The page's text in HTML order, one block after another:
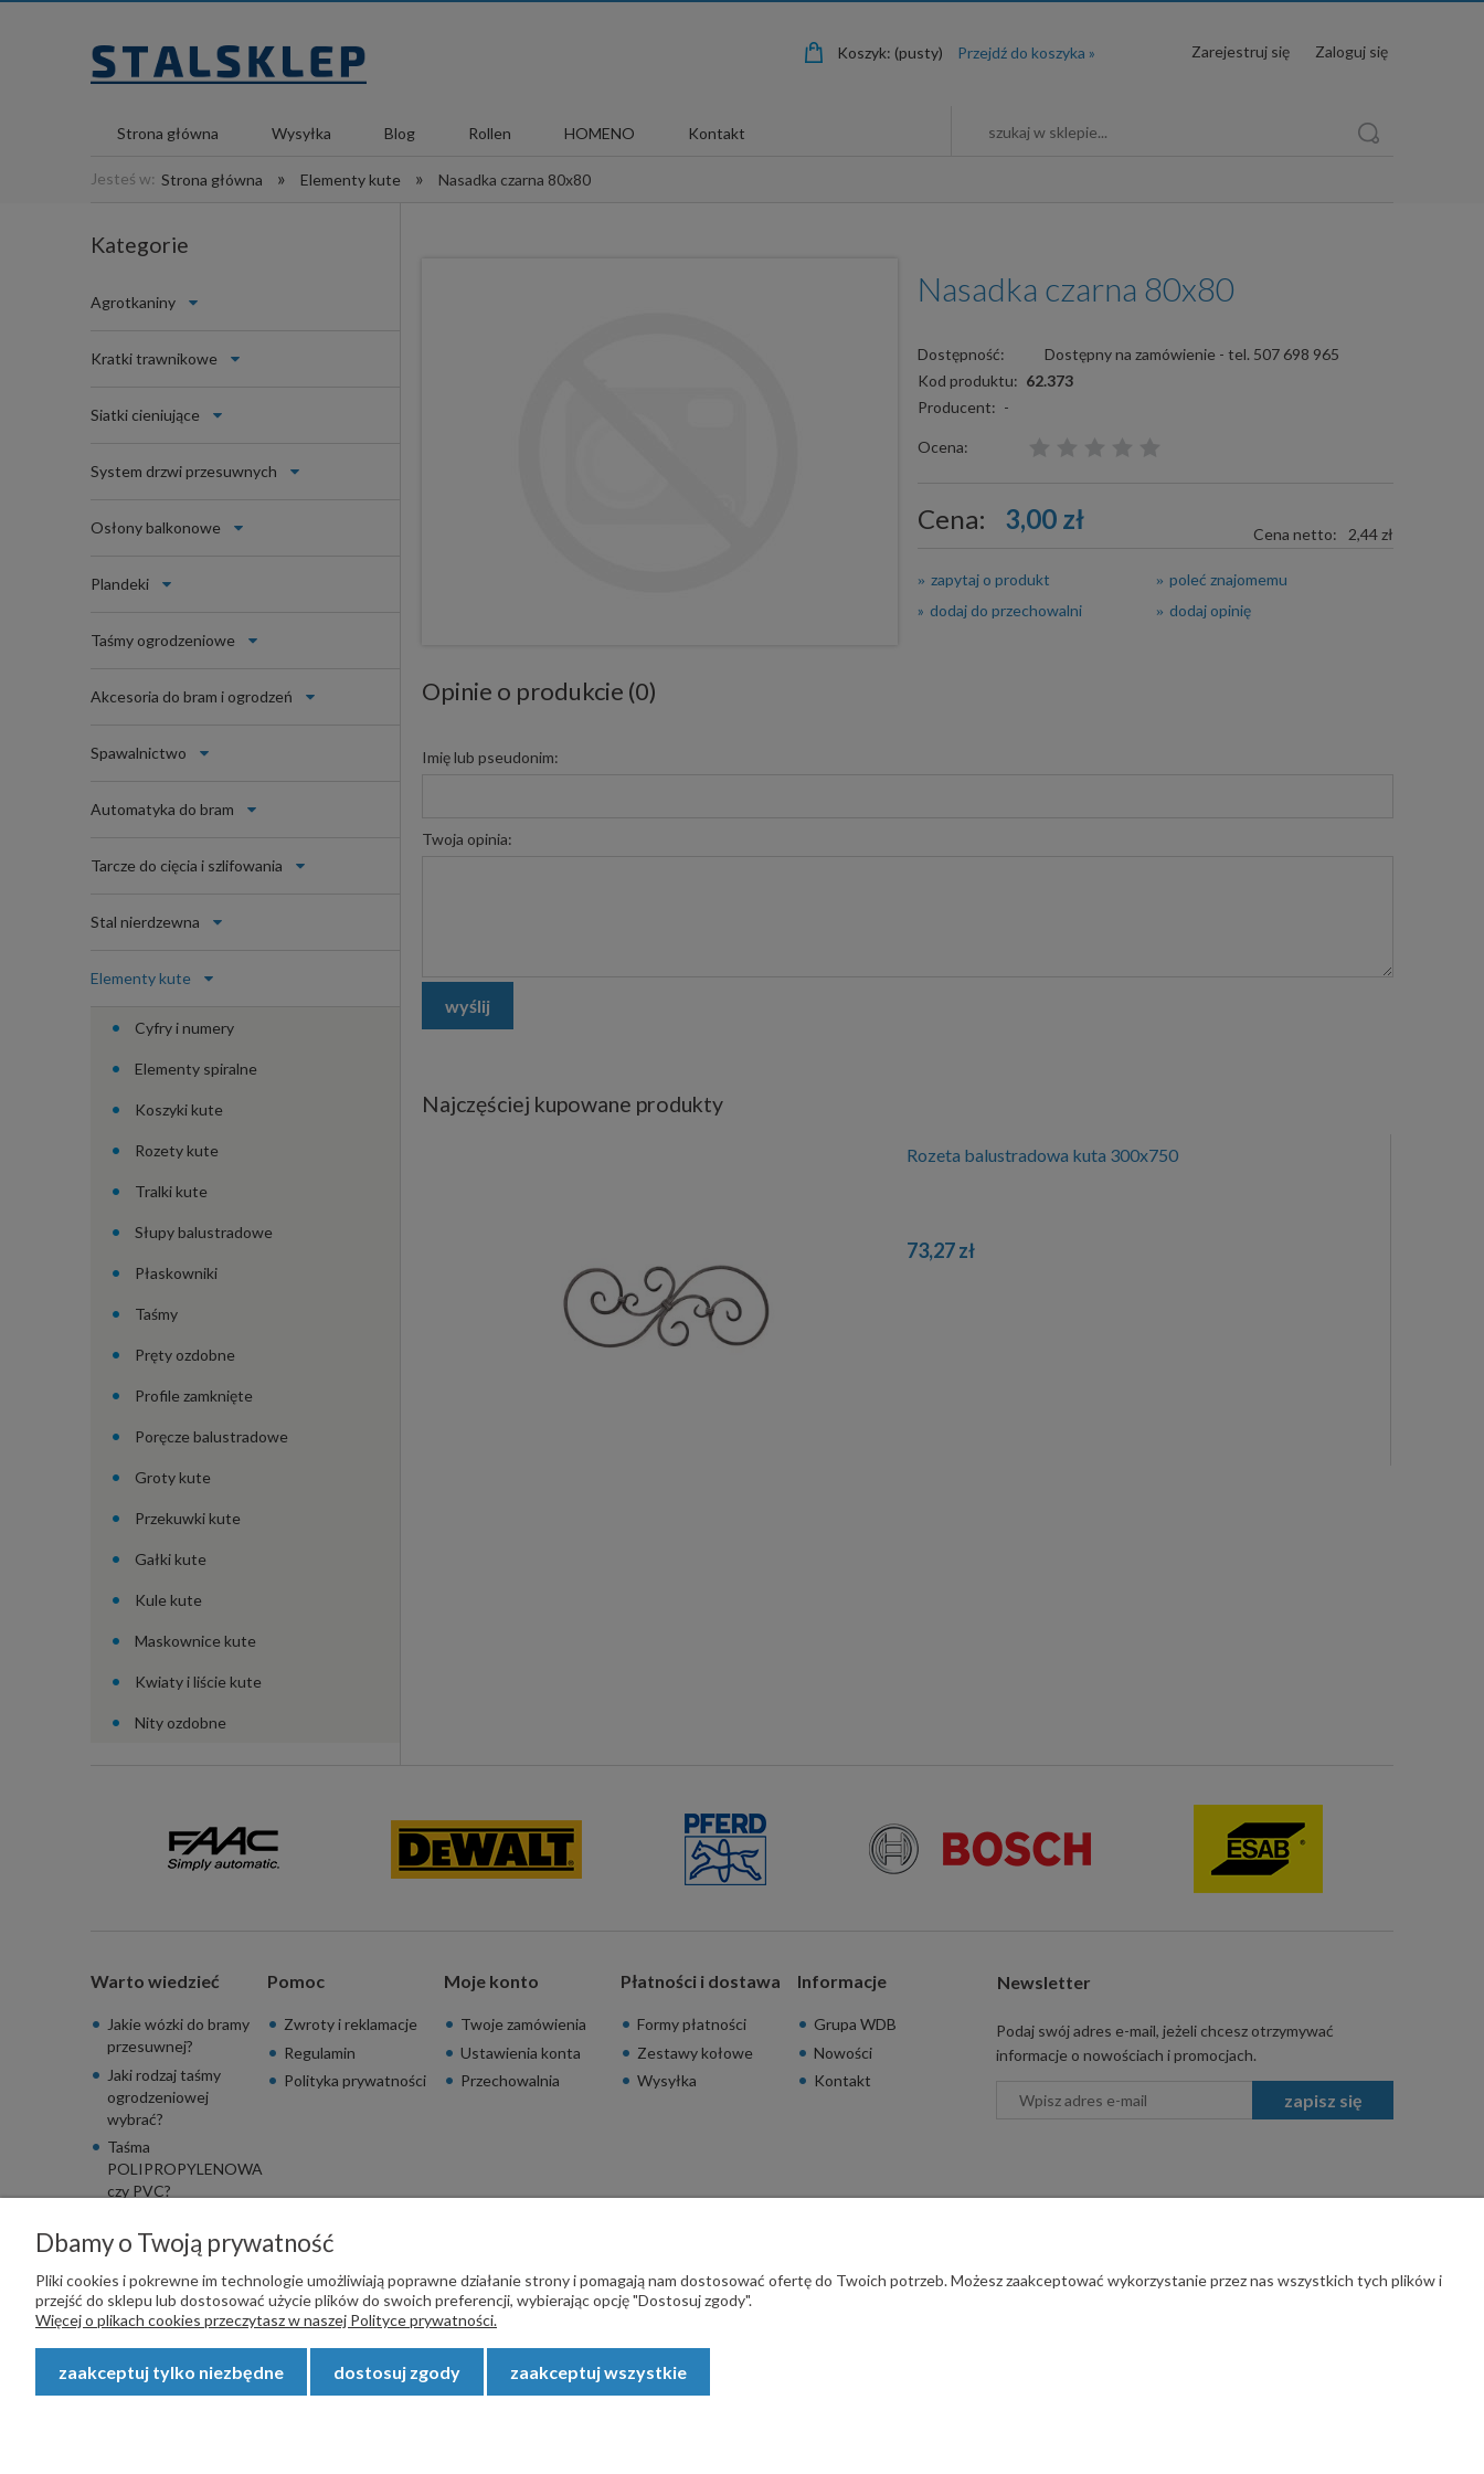
Zarejestruj się Zaloguj się
Koszyk: (pusty)
Strona główna Wysyłka Blog Rollen HOMENO Kontakt
Jesteś w: Strona główna » Elementy kute » Nasadka czarna 80x80
Kategorie
Agrotkaniny
Kratki trawnikowe
Siatki cieniujące
System drzwi przesuwnych
Osłony balkonowe
Plandeki
Taśmy ogrodzeniowe
Akcesoria do bram i ogrodzeń
Spawalnictwo
Automatyka do bram
Tarcze do cięcia i szlifowania
Stal nierdzewna
Elementy kute
Cyfry i numery
Elementy spiralne
Koszyki kute
Rozety kute
Tralki kute
Słupy balustradowe
Płaskowniki
Taśmy
Pręty ozdobne
Profile zamknięte
Poręcze balustradowe
Groty kute
Przekuwki kute
Gałki kute
Kule kute
Maskownice kute
Kwiaty i liście kute
Nity ozdobne
Nasadka czarna 80x80
Dostępność:
Dostępny na zamówienie - tel. 507 698 965
Kod produktu: 62.373
Producent: -
Ocena:
Cena: 3,00 zł Cena netto: 2,44 zł
zapytaj o produkt
poleć znajomemu
dodaj do przechowalni
dodaj opinię
Opinie o produkcie (0)
Imię lub pseudonim:
Twoja opinia:
wyślij
Najczęściej kupowane produkty
Rozeta balustradowa kuta 300x750
73,27 zł
Newsletter
Podaj swój adres e-mail, jeżeli chcesz otrzymywać
informacje o nowościach i promocjach.
zapisz się
Warto wiedzieć
Jakie wózki do bramy
przesuwnej?
Jaki rodzaj taśmy
ogrodzeniowej
wybrać?
Taśma
POLIPROPYLENOWA
czy PVC?
Pomoc
Zwroty i reklamacje
Regulamin
Polityka prywatności
Moje konto
Twoje zamówienia
Ustawienia konta
Przechowalnia
Płatności i dostawa
Formy płatności
Zestawy kołowe
Wysyłka
Informacje
Grupa WDB
Nowości
Kontakt
PŁATNOŚCI OBSŁUGUJE:
Dbamy o Twoją prywatność
Pliki cookies i pokrewne im technologie umożliwiają poprawne działanie strony i pomagają nam dostosować ofertę do Twoich potrzeb. Możesz zaakceptować wykorzystanie przez nas wszystkich tych plików i
przejść do sklepu lub dostosować użycie plików do swoich preferencji, wybierając opcję "Dostosuj zgody".
Więcej o plikach cookies przeczytasz w naszej Polityce prywatności.
zaakceptuj tylko niezbędne dostosuj zgody zaakceptuj wszystkie